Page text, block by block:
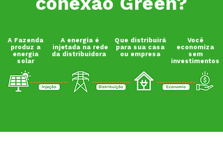
A Fazenda
produz a
energia
solar
A energia é
injetada na rede
da distribuidora
Que distribuirá
para sua casa
ou empresa
Você
economiza
sem
investimentos